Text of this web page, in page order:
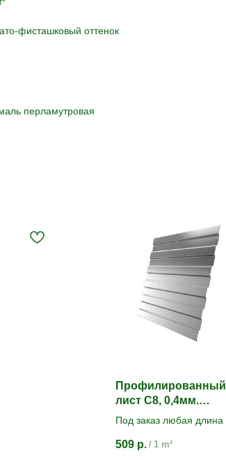
фисташковый оттенок
перламутровая
Профилированный
лист С8, 0,4мм.
Оцинкованный
Под заказ любая длина
509 р. / 1 m²